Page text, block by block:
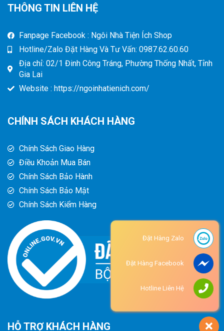
THÔNG TIN LIÊN HỆ
Fanpage Facebook : Ngôi Nhà Tiện Ích Shop
Hotline/Zalo Đặt Hàng Và Tư Vấn: 0987.62.60.60
Địa chỉ: 02/1 Đinh Công Tráng, Phường Thống Nhất, Tỉnh
Gia Lai
Website : https://ngoinhatienich.com/
CHÍNH SÁCH KHÁCH HÀNG
Chính Sách Giao Hàng
Điều Khoản Mua Bán
Chính Sách Bảo Hành
Chính Sách Bảo Mật
Chính Sách Kiểm Hàng
HỖ TRỢ KHÁCH HÀNG
Đặt Hàng Zalo
Đặt Hàng Facebook
Hotline Liên Hệ